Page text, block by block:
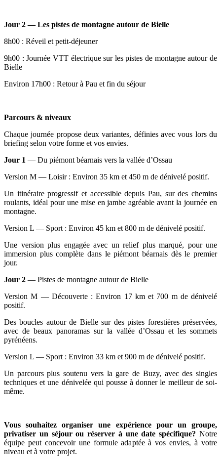
Jour 2 — Les pistes de montagne autour de Bielle
8h00 : Réveil et petit-déjeuner
9h00 : Journée VTT électrique sur les pistes de montagne autour de
Bielle
Environ 17h00 : Retour à Pau et fin du séjour
Parcours & niveaux
Chaque journée propose deux variantes, définies avec vous lors du
briefing selon votre forme et vos envies.
Jour 1 — Du piémont béarnais vers la vallée d’Ossau
Version M — Loisir : Environ 35 km et 450 m de dénivelé positif.
Un itinéraire progressif et accessible depuis Pau, sur des chemins
roulants, idéal pour une mise en jambe agréable avant la journée en
montagne.
Version L — Sport : Environ 45 km et 800 m de dénivelé positif.
Une version plus engagée avec un relief plus marqué, pour une
immersion plus complète dans le piémont béarnais dès le premier
jour.
Jour 2 — Pistes de montagne autour de Bielle
Version M — Découverte : Environ 17 km et 700 m de dénivelé
positif.
Des boucles autour de Bielle sur des pistes forestières préservées,
avec de beaux panoramas sur la vallée d’Ossau et les sommets
pyrénéens.
Version L — Sport : Environ 33 km et 900 m de dénivelé positif.
Un parcours plus soutenu vers la gare de Buzy, avec des singles
techniques et une dénivelée qui pousse à donner le meilleur de soi-
même.
Vous souhaitez organiser une expérience pour un groupe,
privatiser un séjour ou réserver à une date spécifique? Notre
équipe peut concevoir une formule adaptée à vos envies, à votre
niveau et à votre projet.